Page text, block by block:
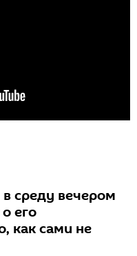
среду вечером
его
как сами не